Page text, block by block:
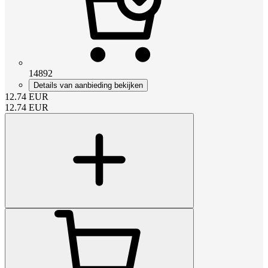
14892
Details van aanbieding bekijken
12.74 EUR
12.74 EUR